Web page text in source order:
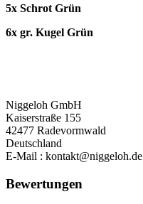
5x Schrot Grün
6x gr. Kugel Grün
Niggeloh GmbH
Kaiserstraße 155
42477 Radevormwald
Deutschland
E-Mail : kontakt@niggeloh.de
Bewertungen